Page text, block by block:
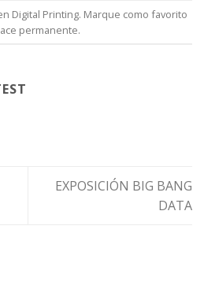
Digital Printing. Marque como favorito
permanente.
EXPOSICIÓN BIG BANG
DATA